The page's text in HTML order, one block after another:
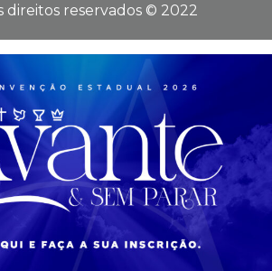
direitos reservados © 2022